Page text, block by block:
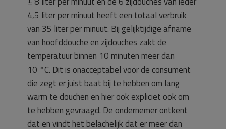
4,5 liter per minuut heeft een totaal verbruik
van 35 liter per minuut. Bij gelijktijdige afname
van hoofddouche en zijdouches zakt de
temperatuur binnen 10 minuten meer dan
10 °C. Dit is onacceptabel voor de consument
die zegt er juist baat bij te hebben om lang
warm te douchen en hier ook expliciet ook om
te hebben gevraagd. De ondernemer ontkent
dat en vindt het belachelijk dat er meer dan